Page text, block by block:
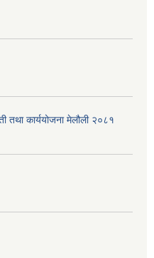
तथा कार्ययोजना मेलौली २०८१